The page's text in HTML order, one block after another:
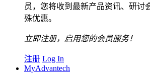
员，您将收到最新产品资讯、研讨
殊优惠。
立即注册，启用您的会员服务！
注册 Log In
MyAdvantech